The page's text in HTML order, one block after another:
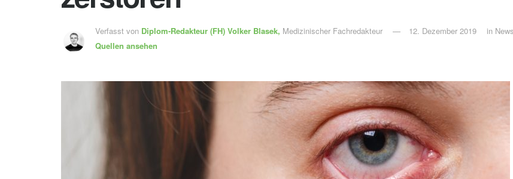
Verfasst von Diplom-Redakteur (FH) Volker Blasek, Medizinischer Fachredakteur
Quellen ansehen
12. Dezember 2019 in News